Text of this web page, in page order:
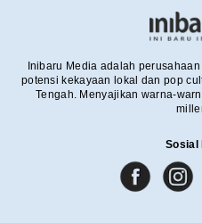
Inibaru Media adalah
potensi kekayaan lokal dan pop
Tengah. Menyajikan warna-
Sosial